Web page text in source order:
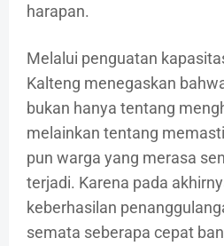
harapan.
Melalui penguatan
Kalteng menegaskan
bukan hanya tentang
melainkan tentang
pun warga yang merasa
terjadi. Karena pada
keberhasilan
semata seberapa cepat